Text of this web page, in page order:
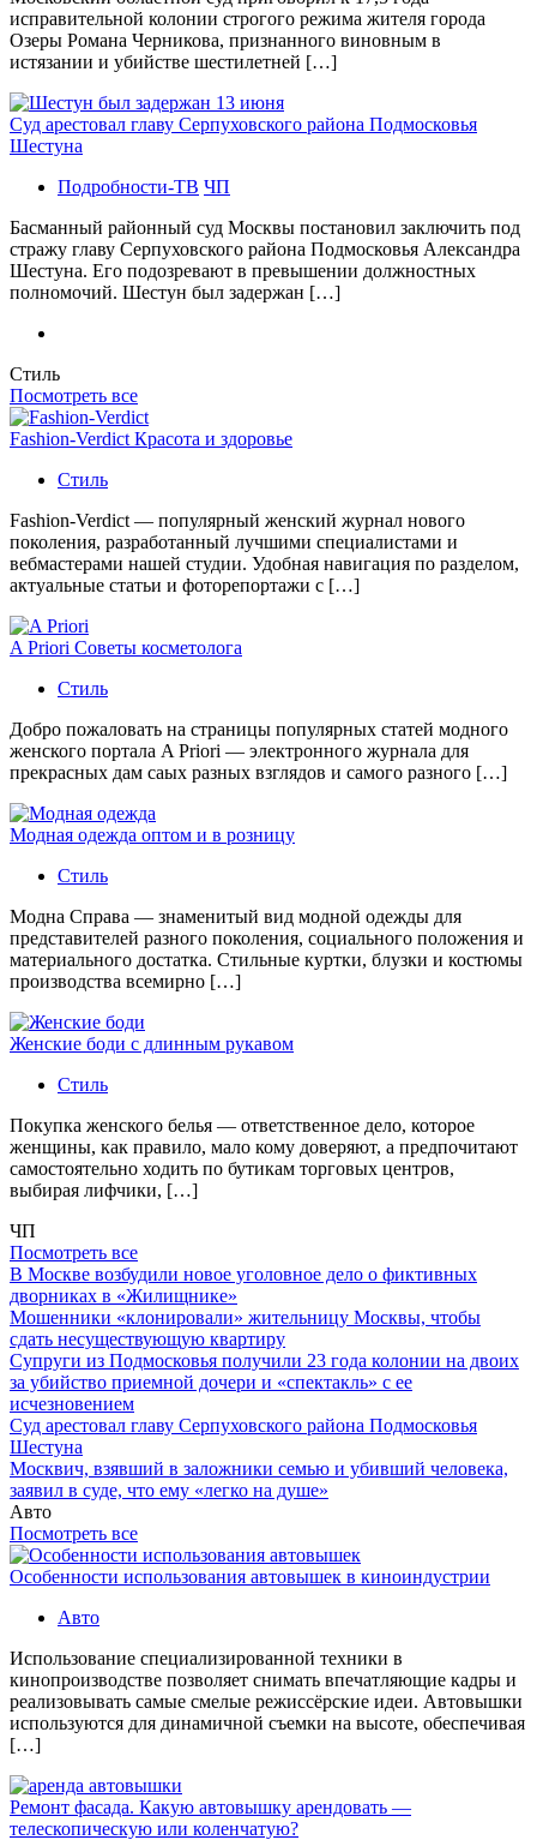
исправительной колонии строгого режима жителя города
Озеры Романа Черникова, признанного виновным в
истязании и убийстве шестилетней […]
Суд арестовал главу Серпуховского района Подмосковья
Шестуна
Подробности-ТВ ЧП
Басманный районный суд Москвы постановил заключить под
стражу главу Серпуховского района Подмосковья Александра
Шестуна. Его подозревают в превышении должностных
полномочий. Шестун был задержан […]
Стиль
Посмотреть все
Fashion-Verdict Красота и здоровье
Стиль
Fashion-Verdict — популярный женский журнал нового
поколения, разработанный лучшими специалистами и
вебмастерами нашей студии. Удобная навигация по разделом,
актуальные статьи и фоторепортажи с […]
A Priori Советы косметолога
Стиль
Добро пожаловать на страницы популярных статей модного
женского портала A Priori — электронного журнала для
прекрасных дам саых разных взглядов и самого разного […]
Модная одежда оптом и в розницу
Стиль
Модна Справа — знаменитый вид модной одежды для
представителей разного поколения, социального положения и
материального достатка. Стильные куртки, блузки и костюмы
производства всемирно […]
Женские боди с длинным рукавом
Стиль
Покупка женского белья — ответственное дело, которое
женщины, как правило, мало кому доверяют, а предпочитают
самостоятельно ходить по бутикам торговых центров,
выбирая лифчики, […]
ЧП
Посмотреть все
В Москве возбудили новое уголовное дело о фиктивных
дворниках в «Жилищнике»
Мошенники «клонировали» жительницу Москвы, чтобы
сдать несуществующую квартиру
Супруги из Подмосковья получили 23 года колонии на двоих
за убийство приемной дочери и «спектакль» с ее
исчезновением
Суд арестовал главу Серпуховского района Подмосковья
Шестуна
Москвич, взявший в заложники семью и убивший человека,
заявил в суде, что ему «легко на душе»
Авто
Посмотреть все
Особенности использования автовышек в киноиндустрии
Авто
Использование специализированной техники в
кинопроизводстве позволяет снимать впечатляющие кадры и
реализовывать самые смелые режиссёрские идеи. Автовышки
используются для динамичной съемки на высоте, обеспечивая
[…]
Ремонт фасада. Какую автовышку арендовать —
телескопическую или коленчатую?